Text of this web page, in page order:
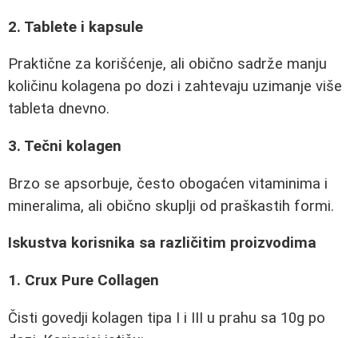
2. Tablete i kapsule
Praktične za korišćenje, ali obično sadrže manju
količinu kolagena po dozi i zahtevaju uzimanje više
tableta dnevno.
3. Tečni kolagen
Brzo se apsorbuje, često obogaćen vitaminima i
mineralima, ali obično skuplji od praškastih formi.
Iskustva korisnika sa različitim proizvodima
1. Crux Pure Collagen
Čisti govedji kolagen tipa I i III u prahu sa 10g po